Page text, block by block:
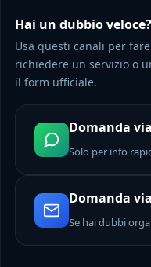
Hai un dubbio veloce?
Usa questi canali per
richiedere un servizio o
il form ufficiale.
Domanda
Solo per info
Domanda
Se hai dubbi